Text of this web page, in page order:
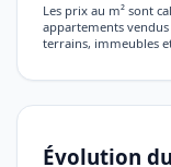
Les prix au m² sont
appartements vendus
terrains, immeubles
Évolution